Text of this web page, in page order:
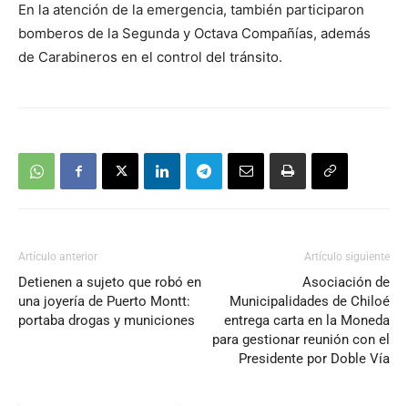
En la atención de la emergencia, también participaron
bomberos de la Segunda y Octava Compañías, además
de Carabineros en el control del tránsito.
Artículo anterior
Detienen a sujeto que robó en
una joyería de Puerto Montt:
portaba drogas y municiones
Artículo siguiente
Asociación de
Municipalidades de Chiloé
entrega carta en la Moneda
para gestionar reunión con el
Presidente por Doble Vía